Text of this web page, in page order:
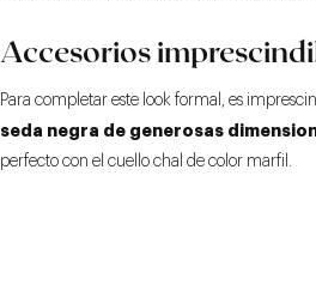
Accesorios
Para completar este look formal, es
seda negra de generosas
perfecto con el cuello chal de color marfil.